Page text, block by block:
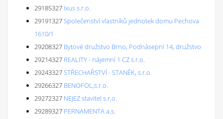
29185327 Ixus s.r.o.
29191327Společenství vlastníků jednotek domu Pechova
1610/1
29208327 Bytové družstvo Brno, Podnásepní 14, družstvo
29214327 REALITY - nájemní 1 CZ s.r.o.
29243327STŘECHAŘSTVÍ - STANĚK, s.r.o.
29266327 BENOFOL,s.r.o.
29272327 NEJEZ stavitel s.r.o.
29289327 PERNAMENTA a.s.